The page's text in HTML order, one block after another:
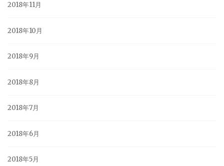
2018年11月
2018年10月
2018年9月
2018年8月
2018年7月
2018年6月
2018年5月